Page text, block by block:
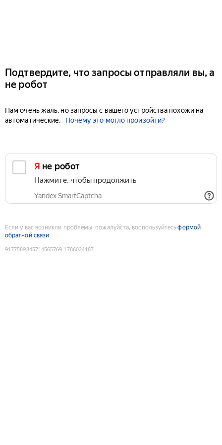
Подтвердите, что запросы отправляли вы, а
не робот
Нам очень жаль, но запросы с вашего устройства похожи на
автоматические.
Почему это могло произойти?
Я не робот
Нажмите, чтобы продолжить
Yandex SmartCaptcha
Если у вас возникли проблемы, пожалуйста, воспользуйтесьформой
обратной связи
9177589845714565769:1786024187